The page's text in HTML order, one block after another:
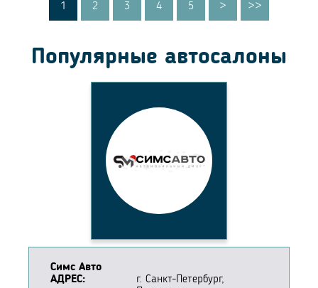
1 2 3 4 5 > >>
Популярные автосалоны
Симс Авто
АДРЕС:
г. Санкт-Петербург,